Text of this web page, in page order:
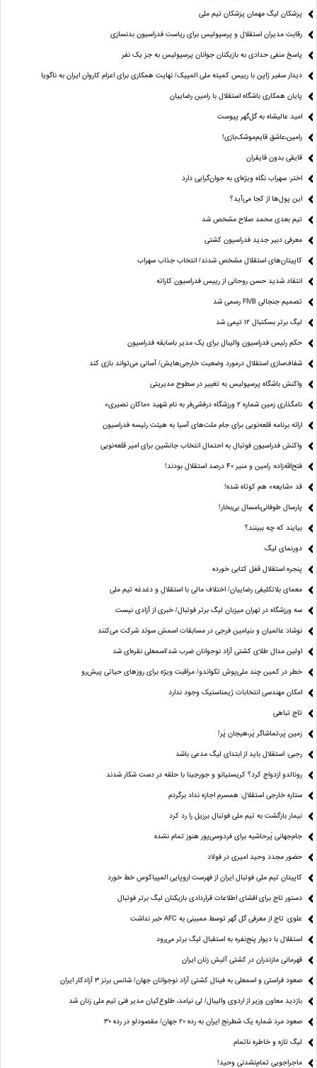
پزشکان لیگ مهمان پزشکان تیم ملی
رقابت مدیران استقلال و پرسپولیس برای ریاست فدراسیون بدنسازی
پاسخ منفی حدادی به بازیکنان جوانان پرسپولیس به جز یک نفر
دیدار سفیر ژاپن با رییس کمیته ملی المپیک/ نهایت همکاری برای اعزام کاروان ایران به ناگویا
پایان همکاری باشگاه استقلال با رامین رضاییان
امید عالیشاه به گل‌گهر پیوست
رامین،عاشق قایم‌موشک‌بازی!
قایقی بدون قایقران
اختر: سهراب نگاه ویژه‌ای به جوان‌گرایی دارد
این پول‌ها از کجا می‌آید؟
تیم بعدی محمد صلاح مشخص شد
معرفی دبیر جدید فدراسیون کشتی
کاپیتان‌های استقلال مشخص شدند/ انتخاب جذاب سهراب
انتقاد شدید حسن روحانی از رییس فدراسیون کاراته
تصمیم جنجالی FIVB رسمی شد
لیگ برتر بسکتبال ۱۲ تیمی شد
حکم رئیس فدراسیون والیبال برای یک مدیر باسابقه فدراسیون
شفاف‌سازی استقلال درمورد وضعیت خارجی‌هایش/ آسانی می‌تواند بازی کند
واکنش باشگاه پرسپولیس به تغییر در سطوح مدیریتی
نامگذاری زمین شماره ۲ ورزشگاه درفشی‌فر به نام شهید «ماکان نصیری»
ارائه برنامه‌ قلعه‌نویی برای جام ملت‌های آسیا به هیئت رئیسه فدراسیون
واکنش فدراسیون فوتبال به احتمال انتخاب جانشین برای امیر قلعه‌نویی
فتح‌الله‌زاده: رامین و منیر 40 درصد استقلال بودند!
قد «شایعه» هم کوتاه شده!
پارسال طوفانی،امسال بی‌بخار!
بیایند که چه ببینند؟
دورنمای لیگ
پنجره‌ استقلال قفل کتابی خورده
معمای بلاتکلیفی رضاییان/ اختلاف مالی با استقلال و دغدغه تیم ملی
سه ورزشگاه در تهران میزبان لیگ برتر فوتبال/ خبری از آزادی نیست
نوشاد عالمیان و بنیامین فرجی در مسابقات اسمش سوئد شرکت می‌کنند
اولین مدال طلای کشتی آزاد نوجوانان ضرب شد/اسمعلی نقره‌ای شد
خطر در کمین چند ملی‌پوش تکواندو/ مراقبت ویژه برای روزهای حیاتی پیش‌رو
امکان مهندسی انتخابات ژیمناستیک وجود ندارد
تاج تباهی
زمین پَر،تماشاگر پَر،هیجان پَر!
رجبی: استقلال باید از ابتدای لیگ مدعی باشد
رونالدو ازدواج کرد؟ کریستیانو و جورجینا با حلقه در دست شکار شدند
ستاره خارجی استقلال: همسرم اجازه نداد برگردم
نیمار بازگشت به تیم ملی فوتبال برزیل را رد کرد
جام‌جهانی پُرحاشیه برای فردوسی‌پور هنوز تمام نشده
حضور مجدد وحید امیری در فولاد
کاپیتان تیم ملی فوتبال ایران از فهرست اروپایی المپیاکوس خط خورد
دستور تاج برای افشای اطلاعات قراردادی بازیکنان لیگ برتر فوتبال
علوی: تاج از معرفی گل گهر توسط ممبینی به AFC خبر نداشت
استقلال با دیوار پنج‌نفره به استقبال لیگ برتر می‌رود
قهرمانی مازندران در کشتی آلیش زنان ایران
صعود فراستی و اسمعلی به فینال کشتی آزاد نوجوانان جهان/ شانس برنز ۳ آزادکار ایران
بازدید معاون وزیر از اردوی والیبال/ لی نیامد، طلوع‌کیان مدیر فنی تیم ملی زنان شد
صعود مرد شماره یک شطرنج ایران به رده ۲۰ جهان/ مقصودلو در رده ۳۰
لیگ تازه و خاطره ناتمام
ماجراجویی تمام‌نشدنی وحید!